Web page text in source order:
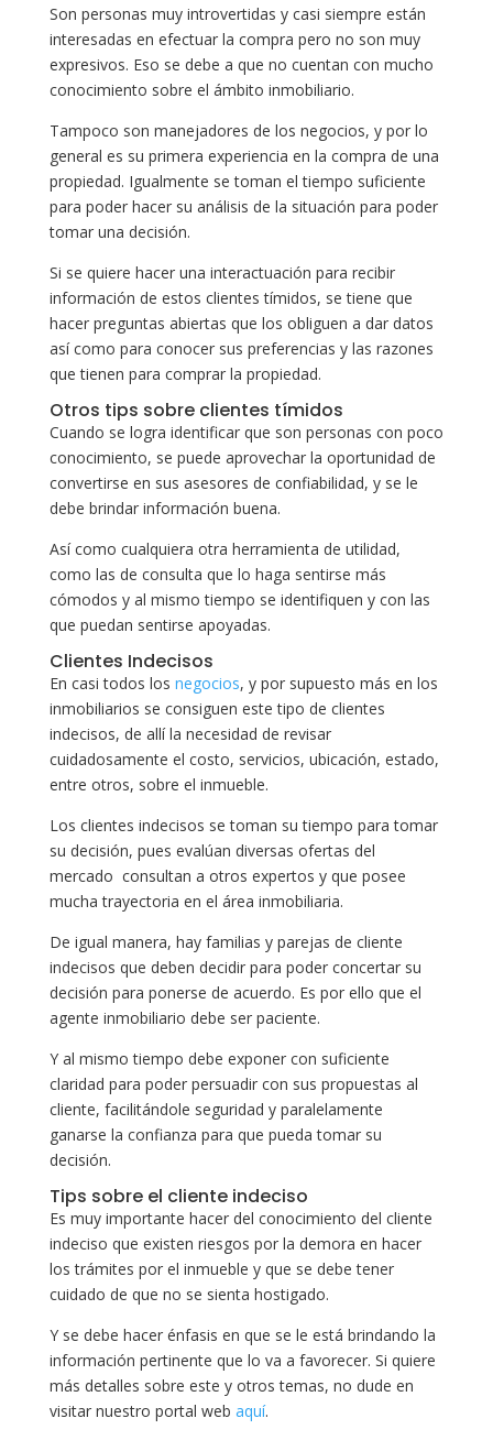
Son personas muy introvertidas y casi siempre están
interesadas en efectuar la compra pero no son muy
expresivos. Eso se debe a que no cuentan con mucho
conocimiento sobre el ámbito inmobiliario.
Tampoco son manejadores de los negocios, y por lo
general es su primera experiencia en la compra de una
propiedad. Igualmente se toman el tiempo suficiente
para poder hacer su análisis de la situación para poder
tomar una decisión.
Si se quiere hacer una interactuación para recibir
información de estos clientes tímidos, se tiene que
hacer preguntas abiertas que los obliguen a dar datos
así como para conocer sus preferencias y las razones
que tienen para comprar la propiedad.
Otros tips sobre clientes tímidos
Cuando se logra identificar que son personas con poco
conocimiento, se puede aprovechar la oportunidad de
convertirse en sus asesores de confiabilidad, y se le
debe brindar información buena.
Así como cualquiera otra herramienta de utilidad,
como las de consulta que lo haga sentirse más
cómodos y al mismo tiempo se identifiquen y con las
que puedan sentirse apoyadas.
Clientes Indecisos
En casi todos los negocios, y por supuesto más en los
inmobiliarios se consiguen este tipo de clientes
indecisos, de allí la necesidad de revisar
cuidadosamente el costo, servicios, ubicación, estado,
entre otros, sobre el inmueble.
Los clientes indecisos se toman su tiempo para tomar
su decisión, pues evalúan diversas ofertas del
mercado consultan a otros expertos y que posee
mucha trayectoria en el área inmobiliaria.
De igual manera, hay familias y parejas de cliente
indecisos que deben decidir para poder concertar su
decisión para ponerse de acuerdo. Es por ello que el
agente inmobiliario debe ser paciente.
Y al mismo tiempo debe exponer con suficiente
claridad para poder persuadir con sus propuestas al
cliente, facilitándole seguridad y paralelamente
ganarse la confianza para que pueda tomar su
decisión.
Tips sobre el cliente indeciso
Es muy importante hacer del conocimiento del cliente
indeciso que existen riesgos por la demora en hacer
los trámites por el inmueble y que se debe tener
cuidado de que no se sienta hostigado.
Y se debe hacer énfasis en que se le está brindando la
información pertinente que lo va a favorecer. Si quiere
más detalles sobre este y otros temas, no dude en
visitar nuestro portal web aquí.